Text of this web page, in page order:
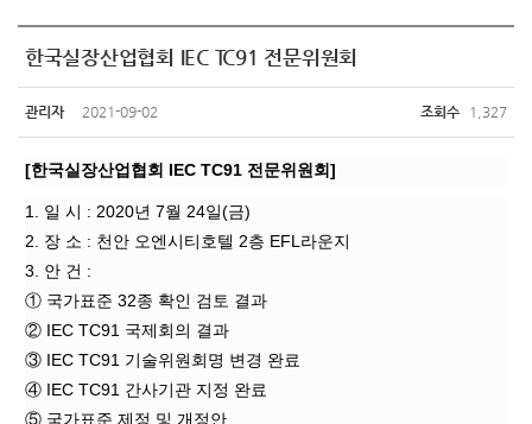
한국실장산업협회 IEC TC91 전문위원회
관리자 2021-09-02 조회수 1,327
[한국실장산업협회 IEC TC91 전문위원회]
1. 일 시 : 2020년 7월 24일(금)
2. 장 소 : 천안 오엔시티호텔 2층 EFL라운지
3. 안 건 :
① 국가표준 32종 확인 검토 결과
② IEC TC91 국제회의 결과
③ IEC TC91 기술위원회명 변경 완료
④ IEC TC91 간사기관 지정 완료
⑤ 국가표준 제정 및 개정안